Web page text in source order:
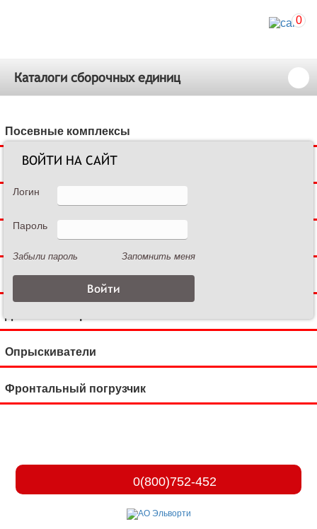
0
Каталоги сборочных единиц
Посевные комплексы
Сеялки зерновые
Сеялки пропашные
Культиваторы междурядные
Культиваторы сплошной обработки
Опрыскиватели
Фронтальный погрузчик
0(800)752-452
ВОЙТИ НА САЙТ
Логин
Пароль
Забыли пароль Запомнить меня